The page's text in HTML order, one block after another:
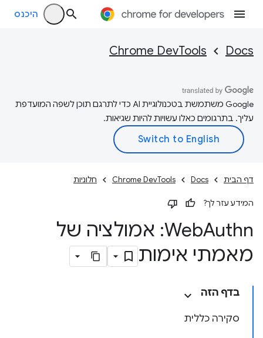
היכנס
Docs
Chrome DevTools
‫Google משתמשת בטכנולוגיית AI כדי לתרגם תוכן לשפה המועדפת
עליך. בתרגומים כאלו עשויות להיות שגיאות.
דף הבית Docs
Chrome DevTools חלוניות
המידע עזר לך?
WebAuthn: אמולציה של
מאמתי אימות
בדף הזה
סקירה כללית